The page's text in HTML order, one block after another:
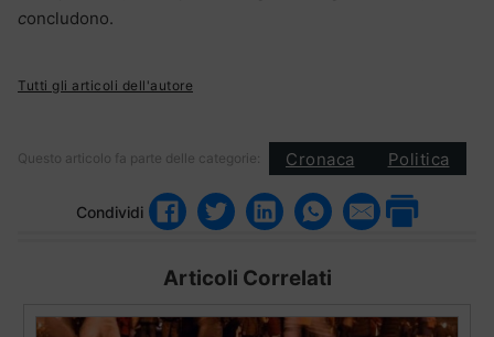
concludono.
Tutti gli articoli dell'autore
Questo articolo fa parte delle categorie: Cronaca Politica
Condividi
Articoli Correlati